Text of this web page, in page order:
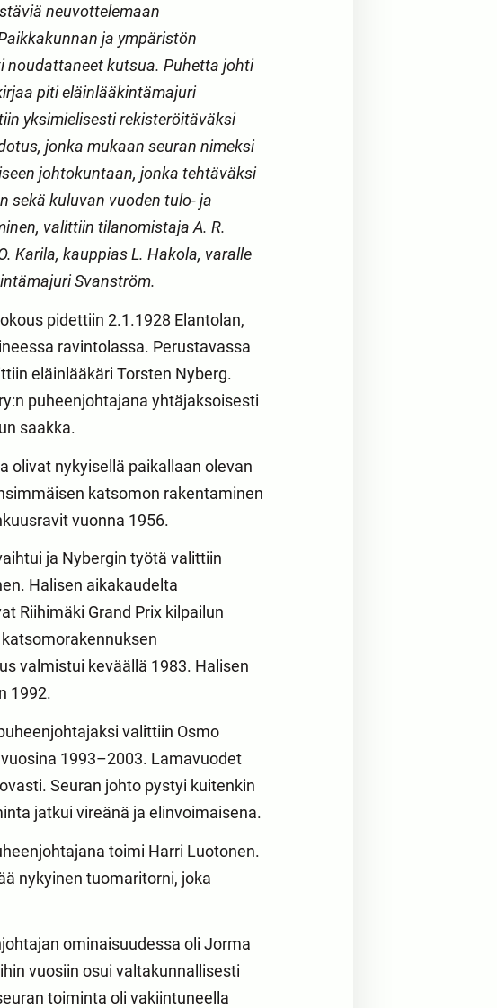
neuvottelemaan
ja ympäristön
noudattaneet kutsua. Puhetta johti
piti eläinlääkintämajuri
yksimielisesti rekisteröitäväksi
jonka mukaan seuran nimeksi
johtokuntaan, jonka tehtäväksi
sekä kuluvan vuoden tulo- ja
valittiin tilanomistaja A. R.
Karila, kauppias L. Hakola, varalle
Svanström.
pidettiin 2.1.1928 Elantolan,
ravintolassa. Perustavassa
eläinlääkäri Torsten Nyberg.
puheenjohtajana yhtäjaksoisesti
saakka.
olivat nykyisellä paikallaan olevan
katsomon rakentaminen
vuonna 1956.
ja Nybergin työtä valittiin
Halisen aikakaudelta
Riihimäki Grand Prix kilpailun
valmistui keväällä 1983. Halisen
1992.
valittiin Osmo
1993–2003. Lamavuodet
Seuran johto pystyi kuitenkin
jatkui vireänä ja elinvoimaisena.
toimi Harri Luotonen.
nykyinen tuomaritorni, joka
ominaisuudessa oli Jorma
vuosiin osui valtakunnallisesti
toiminta oli vakiintuneella